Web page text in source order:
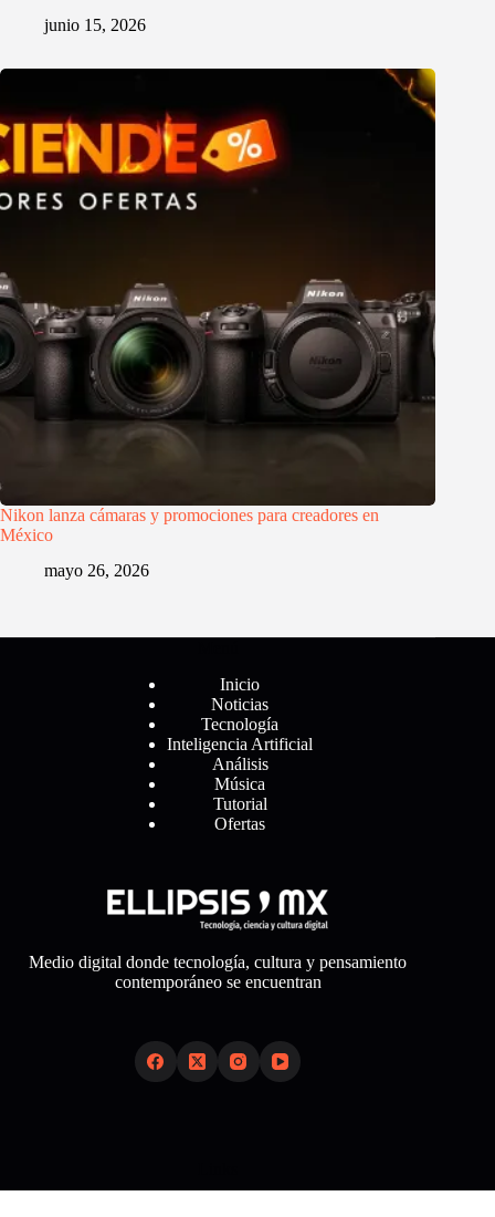
junio 15, 2026
Nikon lanza cámaras y promociones para creadores en
México
mayo 26, 2026
Inicio
Noticias
Tecnología
Inteligencia Artificial
Análisis
Música
Tutorial
Ofertas
Medio digital donde tecnología, cultura y pensamiento
contemporáneo se encuentran